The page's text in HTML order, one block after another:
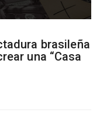
brasileña
una “Casa